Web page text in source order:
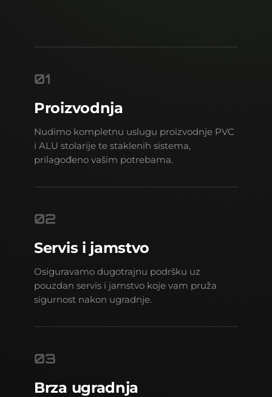
01
Proizvodnja
Nudimo kompletnu uslugu proizvodnje PVC
i ALU stolarije te staklenih sistema,
prilagođeno vašim potrebama.
02
Servis i jamstvo
Osiguravamo dugotrajnu podršku uz
pouzdan servis i jamstvo koje vam pruža
sigurnost nakon ugradnje.
03
Brza ugradnja